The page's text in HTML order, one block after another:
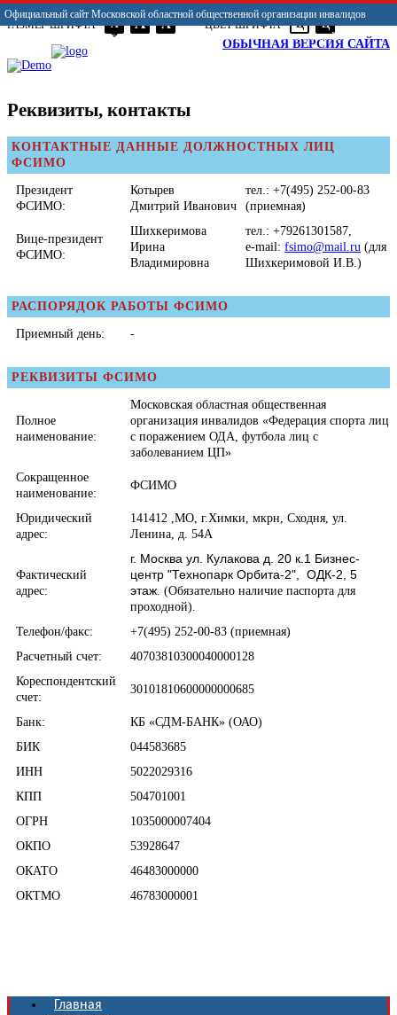
РАЗМЕР ШРИФТА A A A ЦВЕТ ШРИФТА Ц Ц
ОБЫЧНАЯ ВЕРСИЯ САЙТА
Официальный сайт Московской областной общественной организации инвалидов
«Федерация спорта лиц с поражением ОДА, футбола лиц с заболеванием ЦП»
Реквизиты, контакты
КОНТАКТНЫЕ ДАННЫЕ ДОЛЖНОСТНЫХ ЛИЦ
ФСИМО
Президент
ФСИМО:
Котырев
Дмитрий Иванович
тел.: +7(495) 252-00-83
(приемная)
Вице-президент
ФСИМО:
Шихкеримова
Ирина
Владимировна
тел.: +79261301587,
e-mail: fsimo@mail.ru (для
Шихкеримовой И.В.)
РАСПОРЯДОК РАБОТЫ ФСИМО
Приемный день: -
РЕКВИЗИТЫ ФСИМО
Полное
наименование:
Московская областная общественная
организация инвалидов «Федерация спорта лиц
с поражением ОДА, футбола лиц с
заболеванием ЦП»
Сокращенное
наименование:
ФСИМО
Юридический
адрес:
141412 ,МО, г.Химки, мкрн, Сходня, ул.
Ленина, д. 54А
Фактический
адрес:
г. Москва ул. Кулакова д. 20 к.1 Бизнес-
центр "Технопарк Орбита-2", ОДК-2, 5
этаж. (Обязательно наличие паспорта для
проходной).
Телефон/факс:
+7(495) 252-00-83 (приемная)
Расчетный счет:
40703810300040000128
Кореспондентский
счет:
30101810600000000685
Банк:
КБ «СДМ-БАНК» (ОАО)
БИК
044583685
ИНН
5022029316
КПП
504701001
ОГРН
1035000007404
ОКПО
53928647
ОКАТО
46483000000
ОКТМО
46783000001
Главная